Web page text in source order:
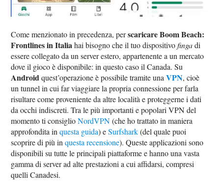
Come menzionato in precedenza, perscaricare Boom Beach:
Frontlines in Italia hai bisogno che il tuo dispositivofingadi
essere collegato da un server estero, appartenente a un mercato
dove il gioco è disponibile: in questo caso il Canada. Su
Android quest’operazione è possibile tramite unaVPN, cioè
un tunnel in cui far viaggiare la propria connessione per farla
risultare come proveniente da altre località e proteggerne i dati
da occhi indiscreti. Tra le più importanti e popolari VPN del
momento ti consiglioNordVPN(che ho trattato in maniera
approfondita inquesta guida) eSurfshark(del quale puoi
scoprire di più inquesta recensione). Queste applicazioni sono
disponibili su tutte le principali piattaforme e hanno una vasta
gamma di server ad alte prestazioni a cui affidarsi, compresi
quelli Canadesi.